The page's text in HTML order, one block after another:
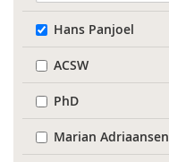
Hans Panjoel
ACSW
PhD
Marian Adriaansen